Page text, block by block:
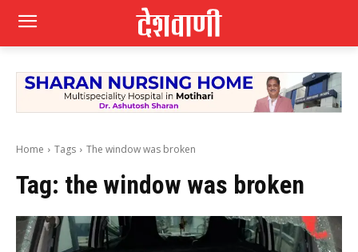
Home Tags The window was broken
Tag: the window was broken